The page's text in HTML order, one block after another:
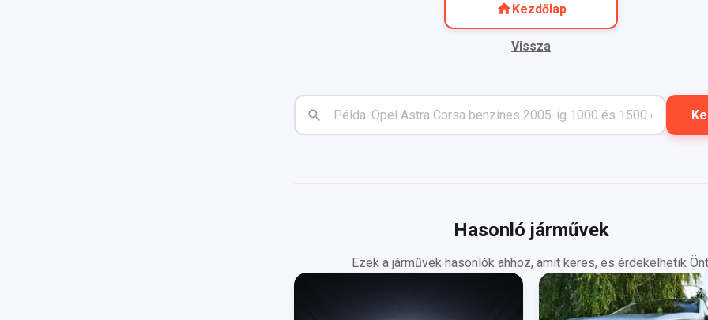
Kezdőlap
Vissza
Hasonló járművek
Ezek a járművek hasonlók ahhoz, amit keres, és érdekelhetik